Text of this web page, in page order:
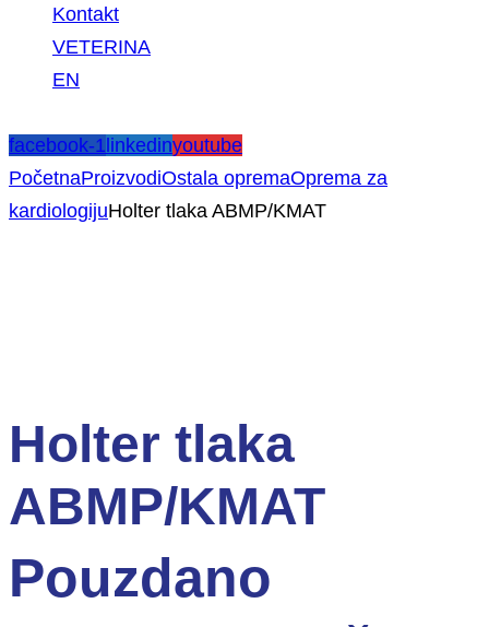
Kontakt
VETERINA
EN
facebook-1 linkedinyoutube
PočetnaProizvodiOstala opremaOprema za
kardiologijuHolter tlaka ABMP/KMAT
Holter tlaka
ABMP/KMAT
Pouzdano